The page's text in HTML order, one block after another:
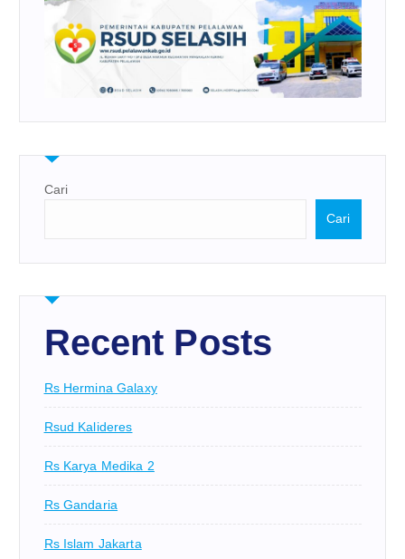
Cari
Cari
Recent Posts
Rs Hermina Galaxy
Rsud Kalideres
Rs Karya Medika 2
Rs Gandaria
Rs Islam Jakarta